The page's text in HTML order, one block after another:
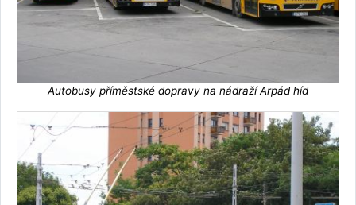
Autobusy příměstské dopravy na nádraží Arpád híd